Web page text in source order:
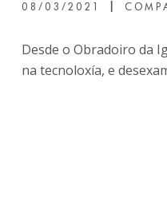
08/03/2021
Desde o Obradoiro da
na tecnoloxía, e